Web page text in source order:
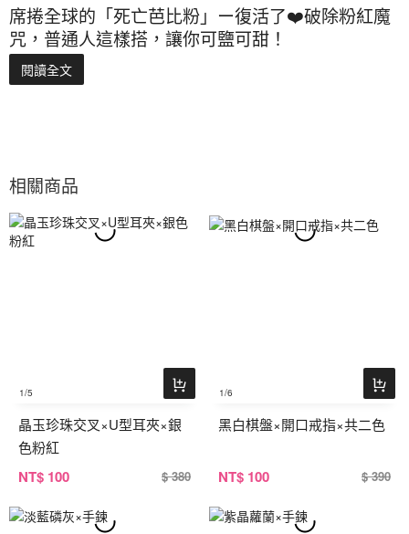
席捲全球的「死亡芭比粉」ー復活了❤️破除粉紅魔
咒，普通人這樣搭，讓你可鹽可甜！
閱讀全文
相關商品
1/5
晶玉珍珠交叉×U型耳夾×銀
色粉紅
NT$ 100 $ 380
1/6
黑白棋盤×開口戒指×共二色
NT$ 100 $ 390